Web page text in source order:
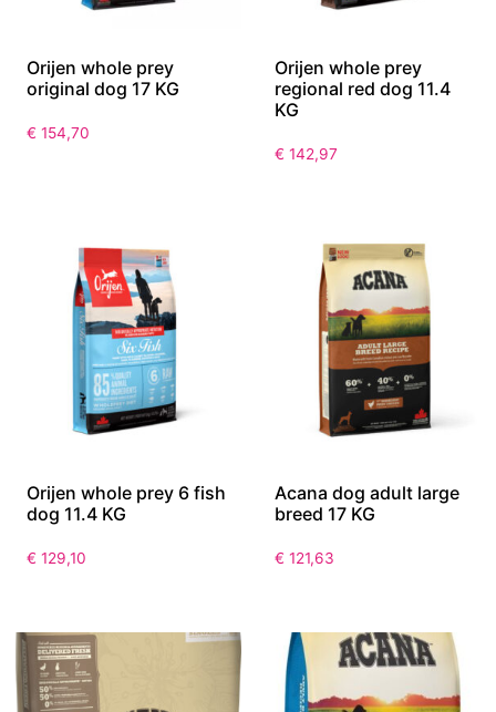
Orijen whole prey
original dog 17 KG
€ 154,70
Orijen whole prey
regional red dog 11.4
KG
€ 142,97
Orijen whole prey 6 fish
dog 11.4 KG
€ 129,10
Acana dog adult large
breed 17 KG
€ 121,63